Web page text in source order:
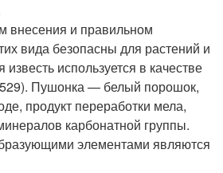
внесения и правильном
вида безопасны для растений и
используется в качестве
Пушонка — белый порошок,
продукт переработки мела,
карбонатной группы.
элементами являются